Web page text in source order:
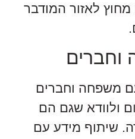
מחוץ לאזור המודבר
משפחה וחברים
ולוודא שגם הם
שיתוף מידע עם